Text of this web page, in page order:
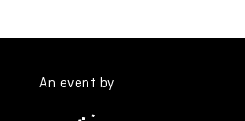
An event by